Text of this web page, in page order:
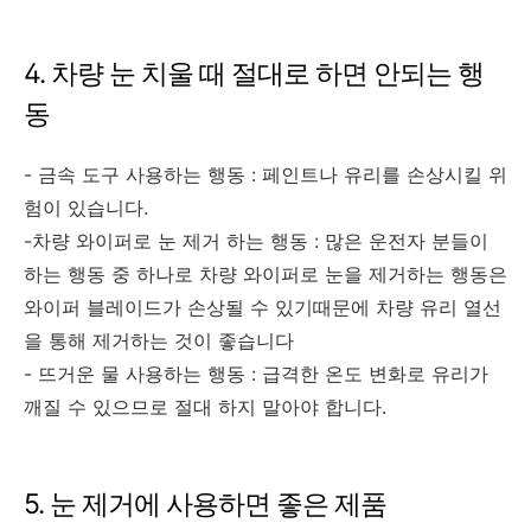
4. 차량 눈 치울 때 절대로 하면 안되는 행
동
- 금속 도구 사용하는 행동 : 페인트나 유리를 손상시킬 위
험이 있습니다.
-차량 와이퍼로 눈 제거 하는 행동 : 많은 운전자 분들이
하는 행동 중 하나로 차량 와이퍼로 눈을 제거하는 행동은
와이퍼 블레이드가 손상될 수 있기때문에 차량 유리 열선
을 통해 제거하는 것이 좋습니다
- 뜨거운 물 사용하는 행동 : 급격한 온도 변화로 유리가
깨질 수 있으므로 절대 하지 말아야 합니다.
5. 눈 제거에 사용하면 좋은 제품